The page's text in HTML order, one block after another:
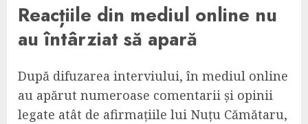
Reacțiile din mediul online nu
au întârziat să apară
După difuzarea interviului, în mediul online
au apărut numeroase comentarii și opinii
legate atât de afirmațiile lui Nuțu Cămătaru,